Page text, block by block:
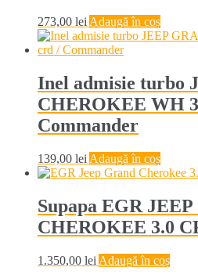
273,00 lei Adaugă în coș
Inel admisie turbo
CHEROKEE WH
Commander
139,00 lei Adaugă în coș
Supapa EGR
CHEROKEE 3.0
1.350,00 lei Adaugă în coș